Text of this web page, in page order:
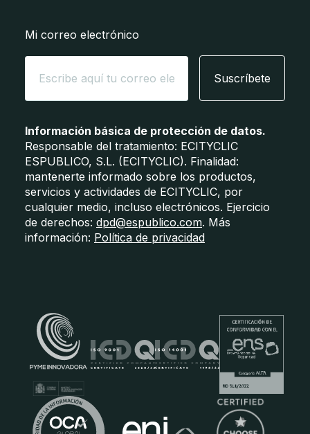
Mi correo electrónico
Suscríbete
Información básica de protección de datos.
Responsable del tratamiento: ECITYCLIC
ESPUBLICO, S.L. (ECITYCLIC). Finalidad:
mantenerte informado sobre los productos,
servicios y actividades de ECITYCLIC, por
cualquier medio, incluso electrónicos. Ejercicio
de derechos: dpd@espublico.com. Más
información: Política de privacidad
Certificados